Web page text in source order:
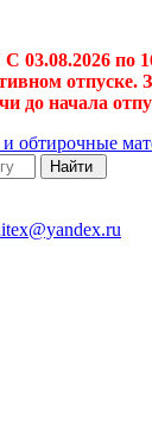
03.08.2026 по
отпуске.
до начала
Найти